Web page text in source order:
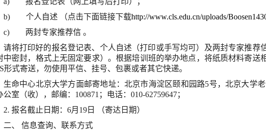
b) 个人自述 （点击下面链接下载http://www.cls.edu.cn/uploads/
c) 两封专家推荐信 。
请将打印好的报名登记表、个人自述（打印或手写均可）及两封专家推荐
中密封，格式上无固定要求）。根据培训班的举办地点 ，将纸质材料寄送
形式寄送，勿使用平信、挂号、包裹或者其它快递。
生命中心北京大学方面邮寄地址：北京市海淀区颐和园路5号，北京大学
公室（收），邮编： 100871 ；电话： 010-62759647；
2. 报名截止日期： 6月 19日
（寄达日期）
二、
信息查询、联系方式